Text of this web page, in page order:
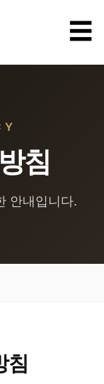
☰
침
안내입니다.
침